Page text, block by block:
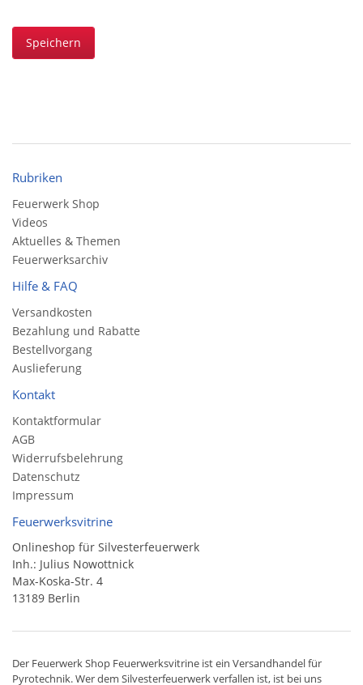
Speichern
Rubriken
Feuerwerk Shop
Videos
Aktuelles & Themen
Feuerwerksarchiv
Hilfe & FAQ
Versandkosten
Bezahlung und Rabatte
Bestellvorgang
Auslieferung
Kontakt
Kontaktformular
AGB
Widerrufsbelehrung
Datenschutz
Impressum
Feuerwerksvitrine
Onlineshop für Silvesterfeuerwerk
Inh.: Julius Nowottnick
Max-Koska-Str. 4
13189 Berlin
Der Feuerwerk Shop Feuerwerksvitrine ist ein Versandhandelfür
Pyrotechnik. Wer dem Silvesterfeuerwerk verfallen ist, ist bei uns